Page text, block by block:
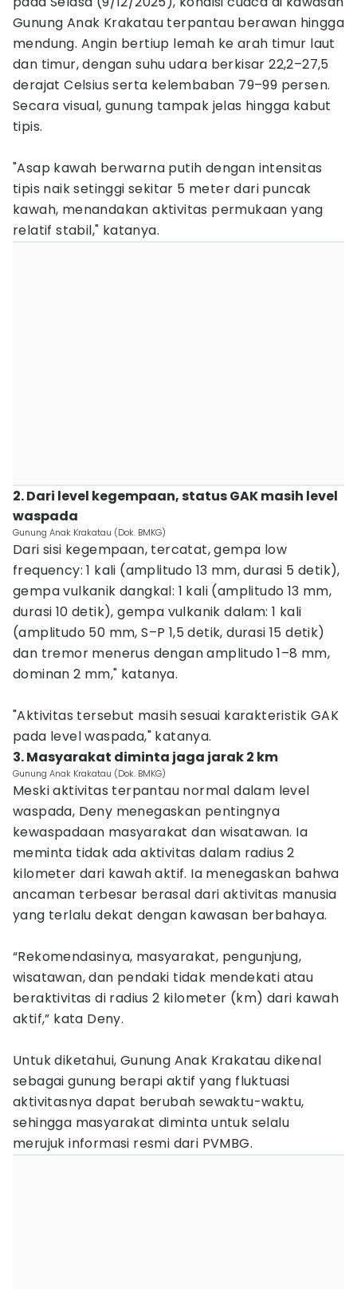
Gunung Anak Krakatau terpantau berawan hingga
mendung. Angin bertiup lemah ke arah timur laut
dan timur, dengan suhu udara berkisar 22,2–27,5
derajat Celsius serta kelembaban 79–99 persen.
Secara visual, gunung tampak jelas hingga kabut
tipis.
"Asap kawah berwarna putih dengan intensitas
tipis naik setinggi sekitar 5 meter dari puncak
kawah, menandakan aktivitas permukaan yang
relatif stabil," katanya.
2. Dari level kegempaan, status GAK masih level
waspada
Gunung Anak Krakatau (Dok. BMKG)
Dari sisi kegempaan, tercatat, gempa low
frequency: 1 kali (amplitudo 13 mm, durasi 5 detik),
gempa vulkanik dangkal: 1 kali (amplitudo 13 mm,
durasi 10 detik), gempa vulkanik dalam: 1 kali
(amplitudo 50 mm, S–P 1,5 detik, durasi 15 detik)
dan tremor menerus dengan amplitudo 1–8 mm,
dominan 2 mm," katanya.
"Aktivitas tersebut masih sesuai karakteristik GAK
pada level waspada," katanya.
3. Masyarakat diminta jaga jarak 2 km
Gunung Anak Krakatau (Dok. BMKG)
Meski aktivitas terpantau normal dalam level
waspada, Deny menegaskan pentingnya
kewaspadaan masyarakat dan wisatawan. Ia
meminta tidak ada aktivitas dalam radius 2
kilometer dari kawah aktif. Ia menegaskan bahwa
ancaman terbesar berasal dari aktivitas manusia
yang terlalu dekat dengan kawasan berbahaya.
“Rekomendasinya, masyarakat, pengunjung,
wisatawan, dan pendaki tidak mendekati atau
beraktivitas di radius 2 kilometer (km) dari kawah
aktif,” kata Deny.
Untuk diketahui, Gunung Anak Krakatau dikenal
sebagai gunung berapi aktif yang fluktuasi
aktivitasnya dapat berubah sewaktu-waktu,
sehingga masyarakat diminta untuk selalu
merujuk informasi resmi dari PVMBG.